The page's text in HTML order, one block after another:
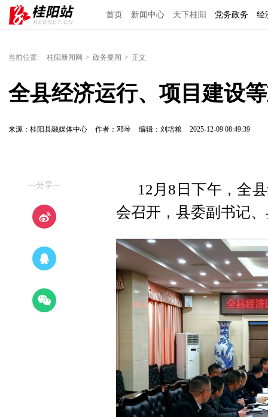
首页 新闻中心 天下桂阳 党务政务 经
当前位置: 桂阳新闻网 > 政务要闻 > 正文
全县经济运行、项目建设
来源：桂阳县融媒体中心 作者：邓琴 编辑：刘培粮 2025-12-09 08:49:39
—分享—
12月8日下午，全
会召开，县委副书记